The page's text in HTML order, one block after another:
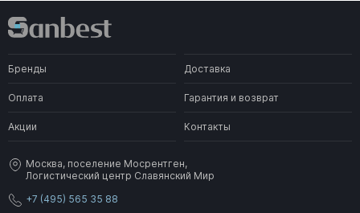
Бренды Доставка
Оплата Гарантия и возврат
Акции Контакты
Москва, поселение Мосрентген,
Логистический центр Славянский Мир
+7 (495) 565 35 88